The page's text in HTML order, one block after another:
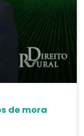
de mora